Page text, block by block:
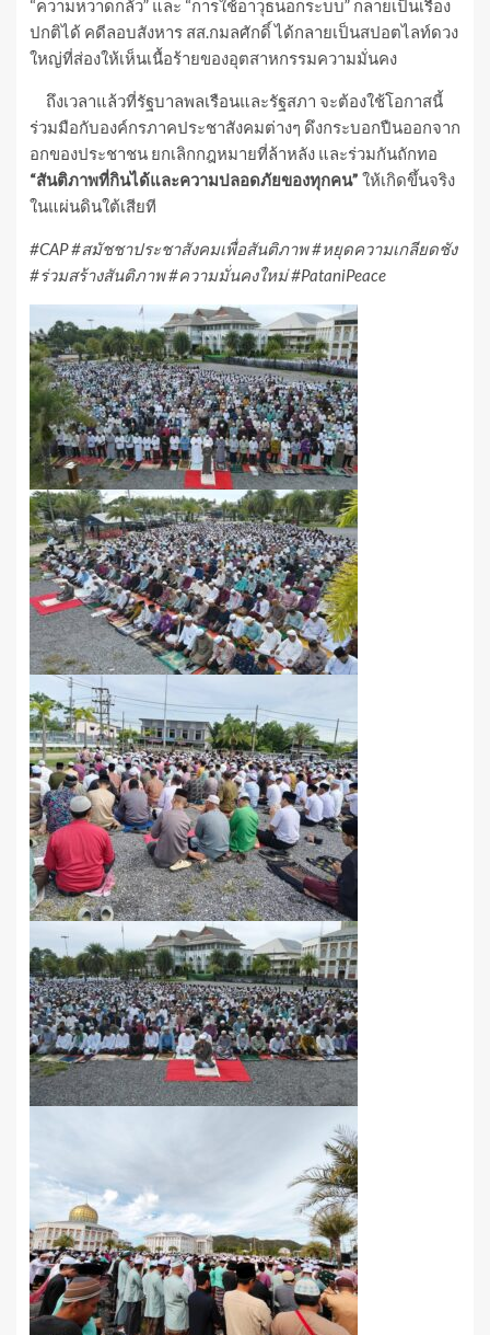
“ความหวาดกลัว” และ “การใช้อาวุธนอกระบบ” กลายเป็นเรื่อง
ปกติได้ คดีลอบสังหาร สส.กมลศักดิ์ ได้กลายเป็นสปอตไลท์ดวง
ใหญ่ที่ส่องให้เห็นเนื้อร้ายของอุตสาหกรรมความมั่นคง
ถึงเวลาแล้วที่รัฐบาลพลเรือนและรัฐสภา จะต้องใช้โอกาสนี้
ร่วมมือกับองค์กรภาคประชาสังคมต่างๆ ดึงกระบอกปืนออกจาก
อกของประชาชน ยกเลิกกฎหมายที่ล้าหลัง และร่วมกันถักทอ
“สันติภาพที่กินได้และความปลอดภัยของทุกคน” ให้เกิดขึ้นจริง
ในแผ่นดินใต้เสียที
#CAP #สมัชชาประชาสังคมเพื่อสันติภาพ #หยุดความเกลียดชัง
#ร่วมสร้างสันติภาพ #ความมั่นคงใหม่ #PataniPeace